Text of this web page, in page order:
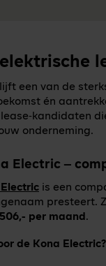
een van de
én
onderneming.
Electric –
is een
presteert.
per maand .
de Kona Electric?